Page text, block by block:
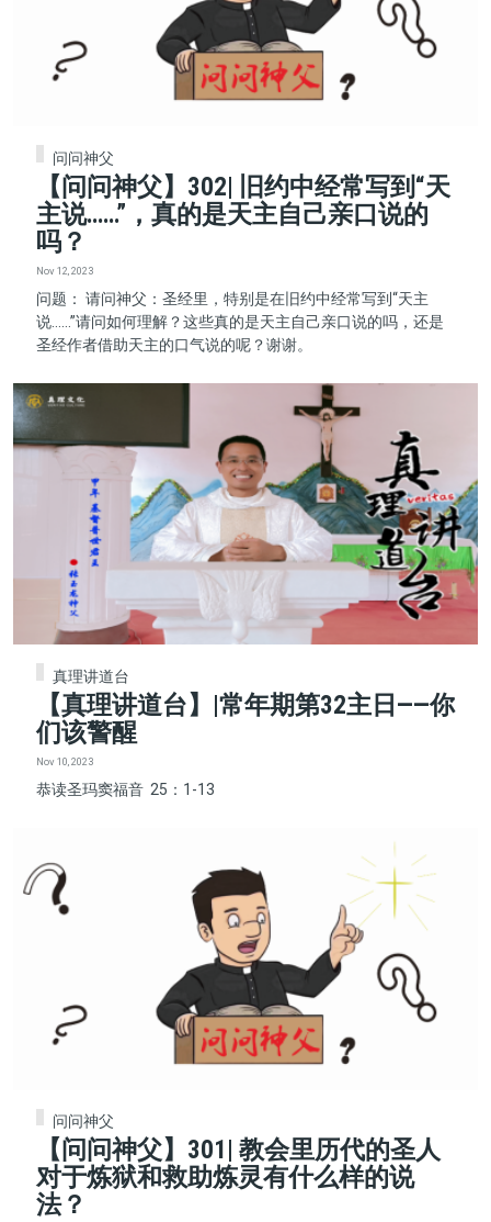
问问神父
【问问神父】302| 旧约中经常写到“天
主说……”，真的是天主自己亲口说的
吗？
Nov 12, 2023
问题： 请问神父：圣经里，特别是在旧约中经常写到“天主
说……”请问如何理解？这些真的是天主自己亲口说的吗，还是
圣经作者借助天主的口气说的呢？谢谢。
真理讲道台
【真理讲道台】|常年期第32主日——你
们该警醒
Nov 10, 2023
恭读圣玛窦福音 25：1-13
问问神父
【问问神父】301| 教会里历代的圣人
对于炼狱和救助炼灵有什么样的说
法？